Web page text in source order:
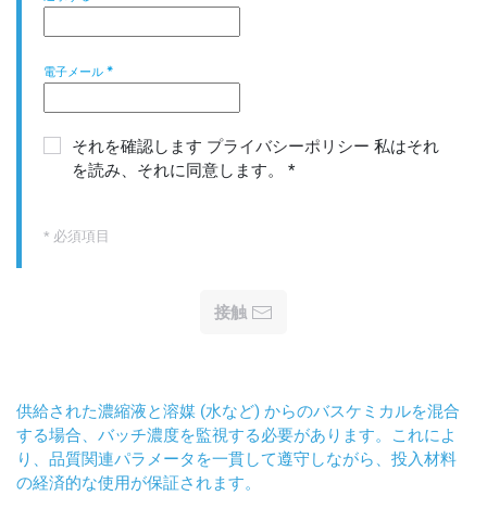
電子メール *
それを確認します プライバシーポリシー 私はそれ
を読み、それに同意します。 *
* 必須項目
接触
供給された濃縮液と溶媒 (水など) からのバスケミカルを混合
する場合、バッチ濃度を監視する必要があります。これによ
り、品質関連パラメータを一貫して遵守しながら、投入材料
の経済的な使用が保証されます。